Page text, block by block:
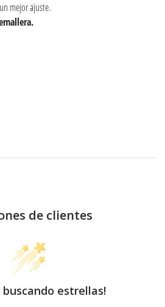
mejor ajuste.
de clientes
buscando estrellas!